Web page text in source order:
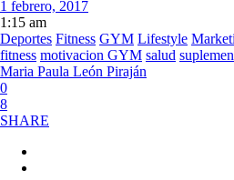
1 febrero, 2017
1:15 am
Deportes Fitness GYM Lifestyle
fitness motivacion GYM salud
Maria Paula León Piraján
0
8
SHARE